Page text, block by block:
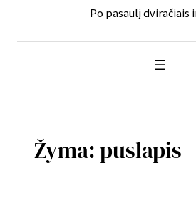
Po pasaulį dviračiais
Žyma:puslapis